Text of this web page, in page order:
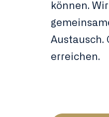
können.
Austausch.
erreichen.